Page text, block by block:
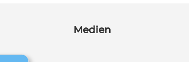
Medien